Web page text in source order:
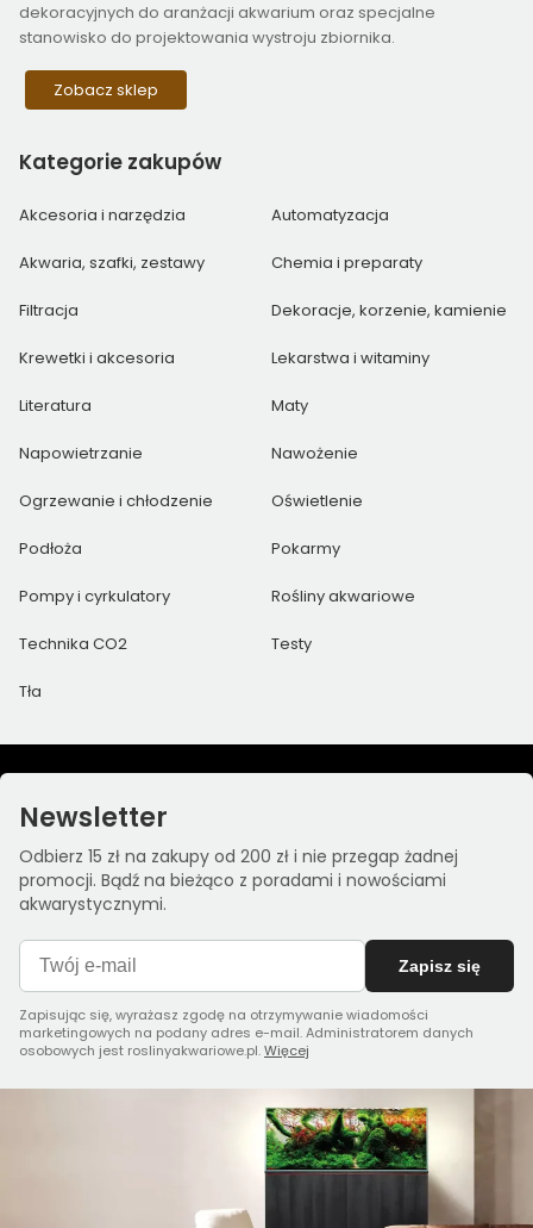
dekoracyjnych do aranżacji akwarium oraz specjalne
stanowisko do projektowania wystroju zbiornika.
Zobacz sklep
Kategorie zakupów
Akcesoria i narzędzia Automatyzacja
Akwaria, szafki, zestawy Chemia i preparaty
Filtracja Dekoracje, korzenie, kamienie
Krewetki i akcesoria Lekarstwa i witaminy
Literatura Maty
Napowietrzanie Nawożenie
Ogrzewanie i chłodzenie Oświetlenie
Podłoża Pokarmy
Pompy i cyrkulatory Rośliny akwariowe
Technika CO2 Testy
Tła
Newsletter
Odbierz 15 zł na zakupy od 200 zł i nie przegap żadnej
promocji. Bądź na bieżąco z poradami i nowościami
akwarystycznymi.
Zapisz się
Zapisując się, wyrażasz zgodę na otrzymywanie wiadomości
marketingowych na podany adres e-mail. Administratorem danych
osobowych jest roslinyakwariowe.pl.Więcej